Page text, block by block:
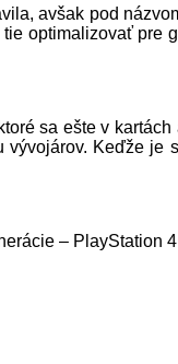
avšak pod
optimalizovať pre
sa ešte v
Keďže je
– PlayStation